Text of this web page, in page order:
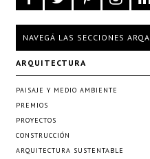
NAVEGÁ LAS SECCIONES ARQA
ARQUITECTURA
PAISAJE Y MEDIO AMBIENTE
PREMIOS
PROYECTOS
CONSTRUCCIÓN
ARQUITECTURA SUSTENTABLE